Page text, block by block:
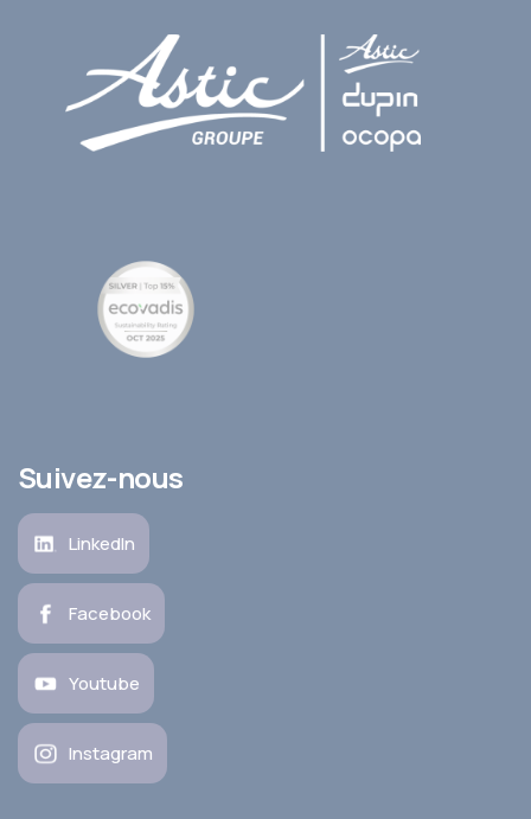
Suivez-nous
LinkedIn
Facebook
Youtube
Instagram